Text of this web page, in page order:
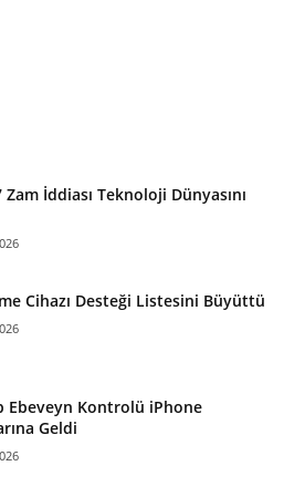
İddiası Teknoloji Dünyasını
Cihazı Desteği Listesini Büyüttü
Ebeveyn Kontrolü iPhone
Geldi